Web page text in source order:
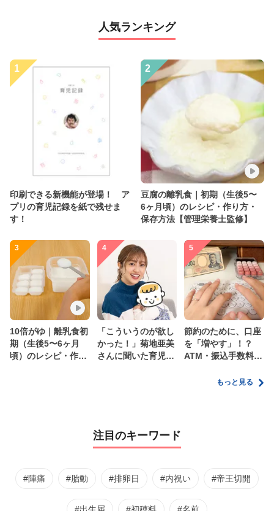
人気ランキング
1
印刷できる新機能が登場！ ア
プリの育児記録を紙で残せま
す！
2
豆腐の離乳食｜初期（生後5〜
6ヶ月頃）のレシピ・作り方・
保存方法【管理栄養士監修】
3
10倍がゆ｜離乳食初
期（生後5〜6ヶ月
頃）のレシピ・作り
4
「こういうのが欲し
かった！」菊地亜美
さんに聞いた育児
5
節約のために、口座
を「増やす」！？
ATM・振込手数料の
家計管理術もっと見る
注目のキーワード
#陣痛 #胎動 #排卵日 #内祝い #帝王切開
#出生届 #初穂料 #名前